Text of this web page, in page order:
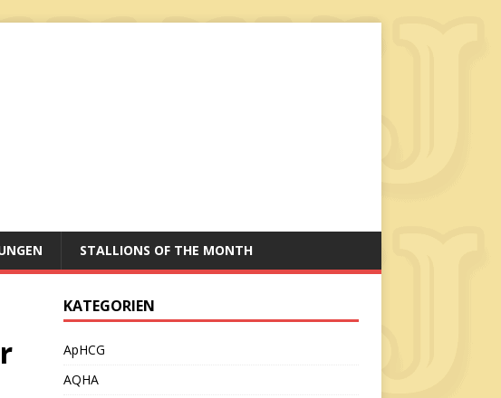
STALLIONS OF THE MONTH
KATEGORIEN
ApHCG
AQHA